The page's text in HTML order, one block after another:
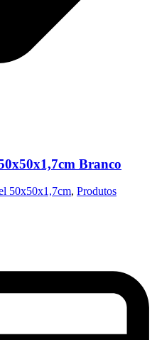
Branco
50x50x1,7cm, Produtos